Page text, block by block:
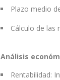
Plazo medio
Cálculo de las
Análisis
Rentabilidad: